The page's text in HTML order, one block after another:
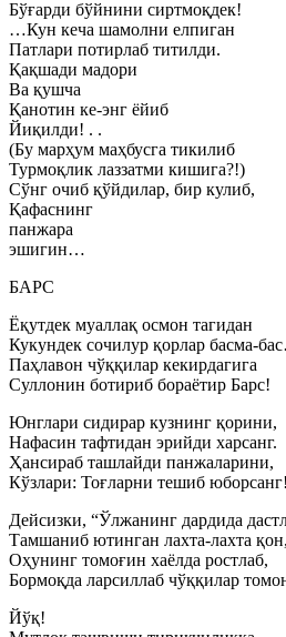
Бўғарди бўйнини сиртмоқдек!
…Кун кеча шамолни елпиган
Патлари потирлаб титилди.
Қақшади мадори
Ва қушча
Қанотин ке-энг ёйиб
Йиқилди! . .
(Бу марҳум маҳбусга тикилиб
Турмоқлик лаззатми кишига?!)
Сўнг очиб қўйдилар, бир кулиб,
Қафаснинг
панжара
эшигин…
БАРС
Ёқутдек муаллақ осмон тагидан
Кукундек сочилур қорлар басма-
Паҳлавон чўққилар кекирдагига
Суллонин ботириб бораётир Барс!
Юнглари сидирар кузнинг қорини,
Нафасин тафтидан эрийди харсанг.
Ҳансираб ташлайди панжаларини,
Кўзлари: Тоғларни тешиб юборсанг!
Дейсизки, “Ўлжанинг дардида
Тамшаниб ютинган лахта-лахта қон,
Оҳунинг томоғин хаёлда ростлаб,
Бормоқда ларсиллаб чўққилар
Йўқ!